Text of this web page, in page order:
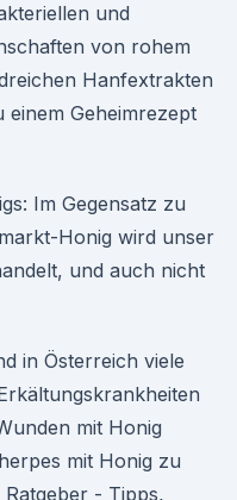
und
von rohem
Hanfextrakten
Geheimrezept
Im Gegensatz zu
Honig wird unser
und auch nicht
in Österreich viele
mit Honig
mit Honig zu
- Tipps,